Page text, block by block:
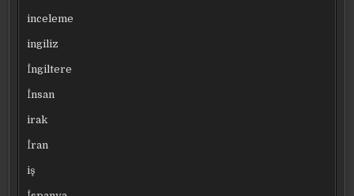
inceleme
ingiliz
İngiltere
İnsan
irak
İran
iş